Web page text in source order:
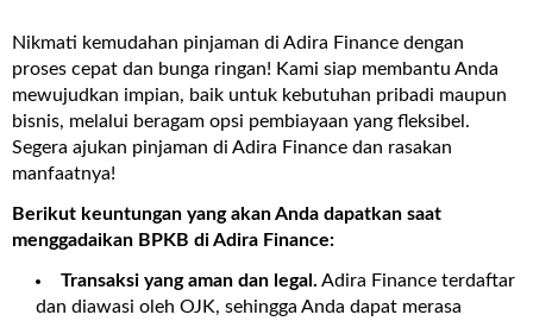
Nikmati kemudahan pinjaman di Adira Finance dengan
proses cepat dan bunga ringan! Kami siap membantu Anda
mewujudkan impian, baik untuk kebutuhan pribadi maupun
bisnis, melalui beragam opsi pembiayaan yang fleksibel.
Segera ajukan pinjaman di Adira Finance dan rasakan
manfaatnya!
Berikut keuntungan yang akan Anda dapatkan saat
menggadaikan BPKB di Adira Finance:
Transaksi yang aman dan legal. Adira Finance terdaftar
dan diawasi oleh OJK, sehingga Anda dapat merasa